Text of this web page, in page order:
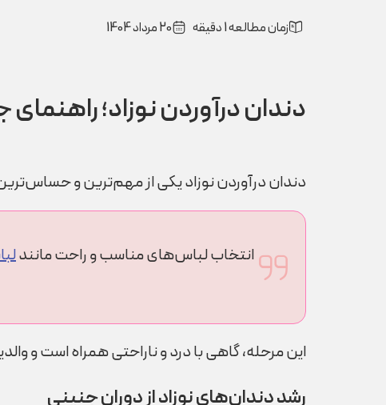
زمان مطالعه 1 دقیقه 20 مرداد 1404
دندان درآوردن نوزاد؛
دندان درآوردن نوزاد یکی از مهم‌ترین و
انتخاب لباس‌های مناسب و راحت مانند
این مرحله، گاهی با درد و ناراحتی همراه است و
رشد دندان‌های نوزاد از دوران جنینی